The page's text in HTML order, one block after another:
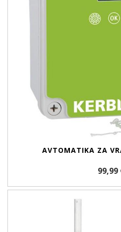
AVTOMATIKA ZA
99,99